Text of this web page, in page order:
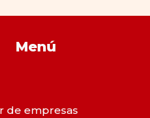
Menú
de empresas